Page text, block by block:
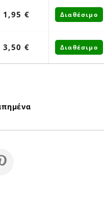
1,95 € Διαθέσιμο
3,50 € Διαθέσιμο